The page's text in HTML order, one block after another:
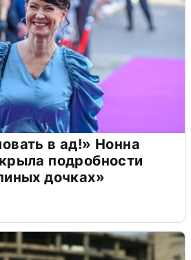
в ад!» Нонна
подробности
дочках»